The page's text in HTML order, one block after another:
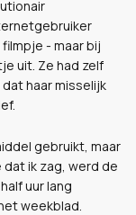
- maar bij
uit. Ze had zelf
haar misselijk
gebruikt, maar
dat ik zag, werd de
uur lang
weekblad.